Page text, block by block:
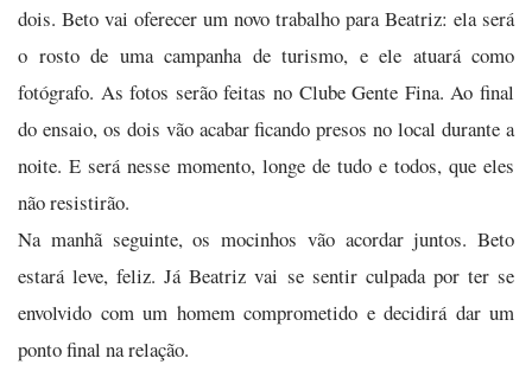
dois. Beto vai oferecer um novo trabalho para Beatriz: ela será
o rosto de uma campanha de turismo, e ele atuará como
fotógrafo. As fotos serão feitas no Clube Gente Fina. Ao final
do ensaio, os dois vão acabar ficando presos no local durante a
noite. E será nesse momento, longe de tudo e todos, que eles
não resistirão.
Na manhã seguinte, os mocinhos vão acordar juntos. Beto
estará leve, feliz. Já Beatriz vai se sentir culpada por ter se
envolvido com um homem comprometido e decidirá dar um
ponto final na relação.